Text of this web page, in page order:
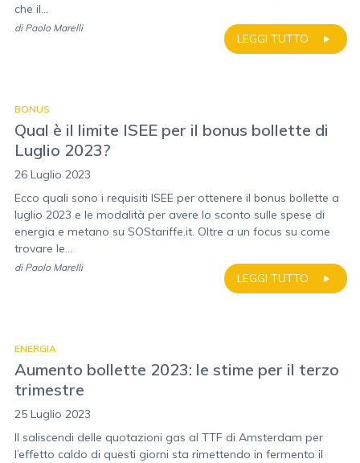
che il...
LEGGI TUTTO
di Paolo Marelli
BONUS
Qual è il limite ISEE per il bonus bollette di
Luglio 2023?
26 Luglio 2023
Ecco quali sono i requisiti ISEE per ottenere il bonus bollette a
luglio 2023 e le modalità per avere lo sconto sulle spese di
energia e metano su SOStariffe.it. Oltre a un focus su come
trovare le...
LEGGI TUTTO
di Paolo Marelli
ENERGIA
Aumento bollette 2023: le stime per il terzo
trimestre
25 Luglio 2023
Il saliscendi delle quotazioni gas al TTF di Amsterdam per
l’effetto caldo di questi giorni sta rimettendo in fermento il